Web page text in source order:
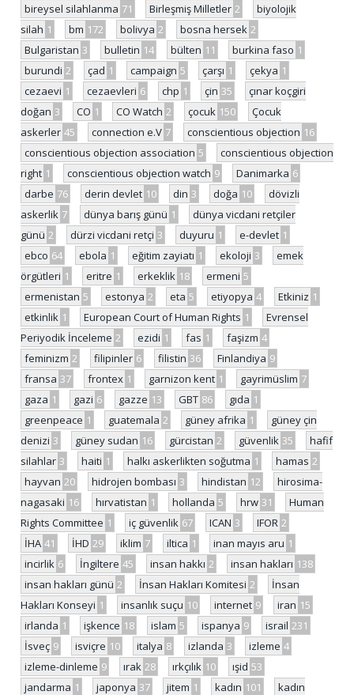
bireysel silahlanma 71 Birleşmiş Milletler 2
biyolojik
silah 1 bm 172 bolivya 2 bosna hersek 2
Bulgaristan 3 bulletin 14 bülten 11 burkina faso 1
burundi 2 çad 1 campaign 5 çarşı 1 çekya 1
cezaevi 1 cezaevleri 6 chp 1 çin 35
çınar koçgiri
doğan 3 CO 1 CO Watch 2 çocuk 150
Çocuk
askerler 45 connection e.V 7 conscientious objection 16
conscientious objection association 5
conscientious objection
right 1 conscientious objection watch 9 Danimarka 6
darbe 76 derin devlet 10 din 3 doğa 10
dövizli
askerlik 7 dünya barış günü 1
dünya vicdani retçiler
günü 2 dürzi vicdani retçi 3 duyuru 1 e-devlet 1
ebco 64 ebola 1 eğitim zayiatı 1 ekoloji 3
emek
örgütleri 1 eritre 1 erkeklik 18 ermeni 5
ermenistan 5 estonya 2 eta 5 etiyopya 4 Etkiniz 1
etkinlik 1 European Court of Human Rights 1
Evrensel
Periyodik İnceleme 2 ezidi 1 fas 1 faşizm 4
feminizm 2 filipinler 6 filistin 36 Finlandiya 9
fransa 37 frontex 1 garnizon kent 1 gayrimüslim 7
gaza 1 gazi 6 gazze 13 GBT 86 gıda 1
greenpeace 1 guatemala 2 güney afrika 1
güney çin
denizi 3 güney sudan 16 gürcistan 2 güvenlik 35
hafif
silahlar 3 haiti 1 halkı askerlikten soğutma 1 hamas 2
hayvan 20 hidrojen bombası 3 hindistan 12
hirosima-
nagasaki 16 hırvatistan 1 hollanda 5 hrw 31
Human
Rights Committee 1 iç güvenlik 67 ICAN 3 IFOR 2
İHA 41 İHD 29 iklim 7 iltica 1 inan mayıs aru 1
incirlik 6 İngiltere 45 insan hakkı 2 insan hakları 138
insan hakları günü 2 İnsan Hakları Komitesi 2
İnsan
Hakları Konseyi 1 insanlık suçu 10 internet 9 iran 15
irlanda 1 işkence 18 islam 5 ispanya 9 israil 231
İsveç 9 isviçre 10 italya 8 izlanda 3 izleme 4
izleme-dinleme 9 ırak 28 ırkçılık 10 ışid 53
jandarma 1 japonya 37 jitem 1 kadın 101
kadın